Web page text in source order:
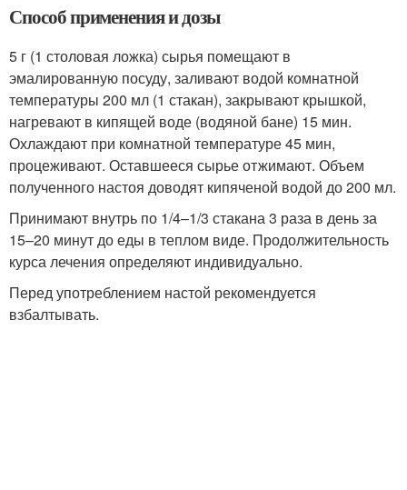
Способ применения и дозы
5 г (1 столовая ложка) сырья помещают в
эмалированную посуду, заливают водой комнатной
температуры 200 мл (1 стакан), закрывают крышкой,
нагревают в кипящей воде (водяной бане) 15 мин.
Охлаждают при комнатной температуре 45 мин,
процеживают. Оставшееся сырье отжимают. Объем
полученного настоя доводят кипяченой водой до 200 мл.
Принимают внутрь по 1/4–1/3 стакана 3 раза в день за
15–20 минут до еды в теплом виде. Продолжительность
курса лечения определяют индивидуально.
Перед употреблением настой рекомендуется
взбалтывать.